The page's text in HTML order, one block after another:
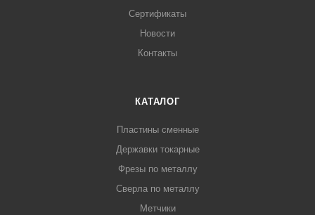
Сертификаты
Новости
Контакты
КАТАЛОГ
Пластины сменные
Державки токарные
Фрезы по металлу
Сверла по металлу
Метчики